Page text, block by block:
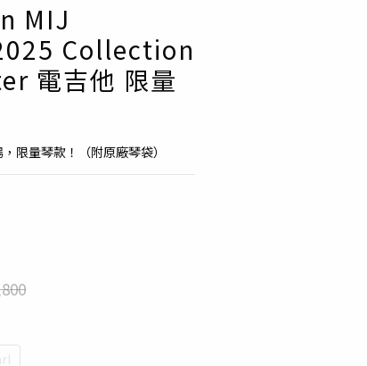
MIJ
Collection
電吉他 限量
限量琴款！（附原廠琴袋）